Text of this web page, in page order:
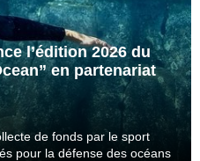
l’édition 2026 du
en partenariat
de fonds par le sport
pour la défense des océans